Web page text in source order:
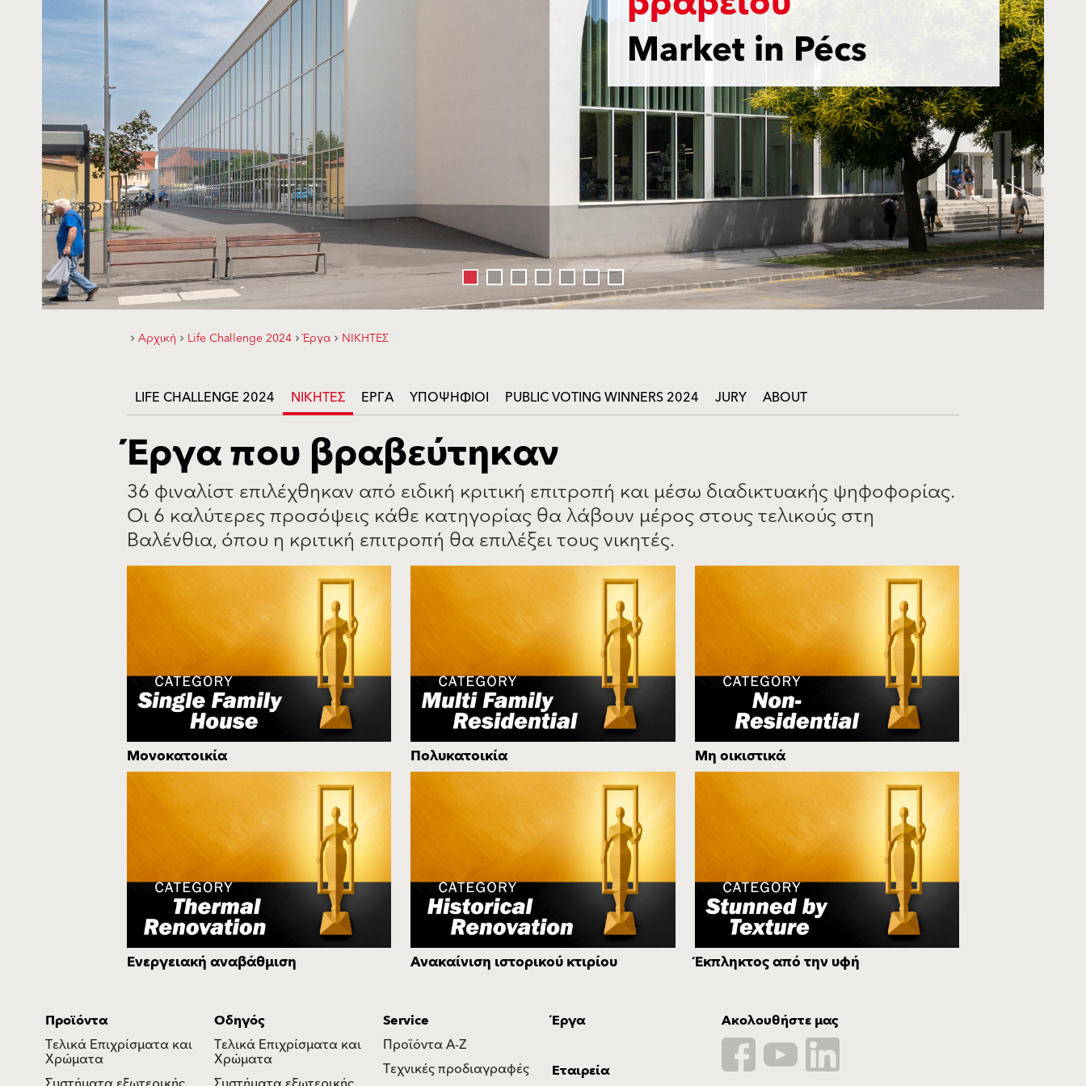
Market in Pécs
Αρχική Life Challenge 2024 Έργα ΝΙΚΗΤΕΣ
Έργα που βραβεύτηκαν
LIFE CHALLENGE 2024 ΝΙΚΗΤΕΣ ΈΡΓΑ ΥΠΟΨΗΦΙΟΙ PUBLIC VOTING WINNERS 2024 JURY ABOUT
36 φιναλίστ επιλέχθηκαν από ειδική κριτική επιτροπή και μέσω διαδικτυακής ψηφοφορίας.
Οι 6 καλύτερες προσόψεις κάθε κατηγορίας θα λάβουν μέρος στους τελικούς στη
Βαλένθια, όπου η κριτική επιτροπή θα επιλέξει τους νικητές.
Μονοκατοικία Πολυκατοικία Μη οικιστικά
Ενεργειακή αναβάθμιση Ανακαίνιση ιστορικού κτιρίου Έκπληκτος από την υφή
Προϊόντα
Τελικά Επιχρίσματα και
Χρώματα
Οδηγός
Τελικά Επιχρίσματα και
Χρώματα
Service
Προϊόντα Α-Ζ
Τεχνικές προδιαγραφές
Έργα
Εταιρεία
Ακολουθήστε μας